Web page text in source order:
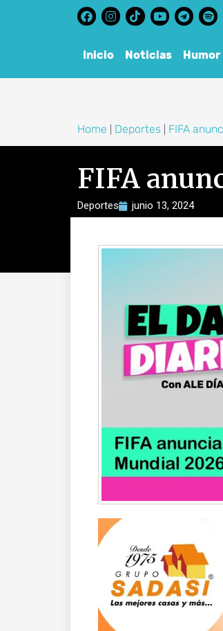
Inicio Noticias
Home Deportes FIFA
FIFA
Deportes junio 13, 2024